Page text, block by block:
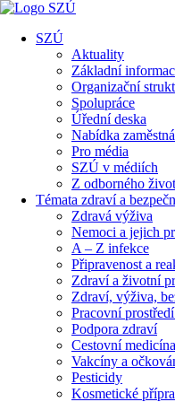
SZÚ
Aktuality
Základní
Organizační
Spolupráce
Úřední deska
Nabídka
Pro média
SZÚ v médiích
Z odborného
Témata zdraví a
Zdravá výživa
Nemoci a jejich
A – Z infekce
Připravenost a
Zdraví a životní
Zdraví, výživa,
Pracovní
Podpora zdraví
Cestovní medicína
Vakcíny a
Pesticidy
Kosmetické